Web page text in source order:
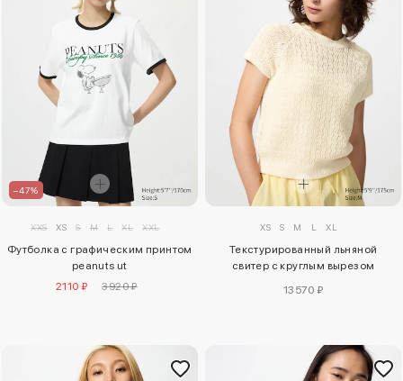
–47%
XXS XS S M L XL XXL
Футболка с графическим принтом
peanuts ut
2110 ₽
3920 ₽
XS S M L XL
Текстурированный льняной
свитер с круглым вырезом
13570 ₽